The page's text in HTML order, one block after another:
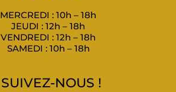
MERCREDI : 10h – 18h
JEUDI : 12h – 18h
VENDREDI : 12h – 18h
SAMEDI : 10h – 18h
SUIVEZ-NOUS !